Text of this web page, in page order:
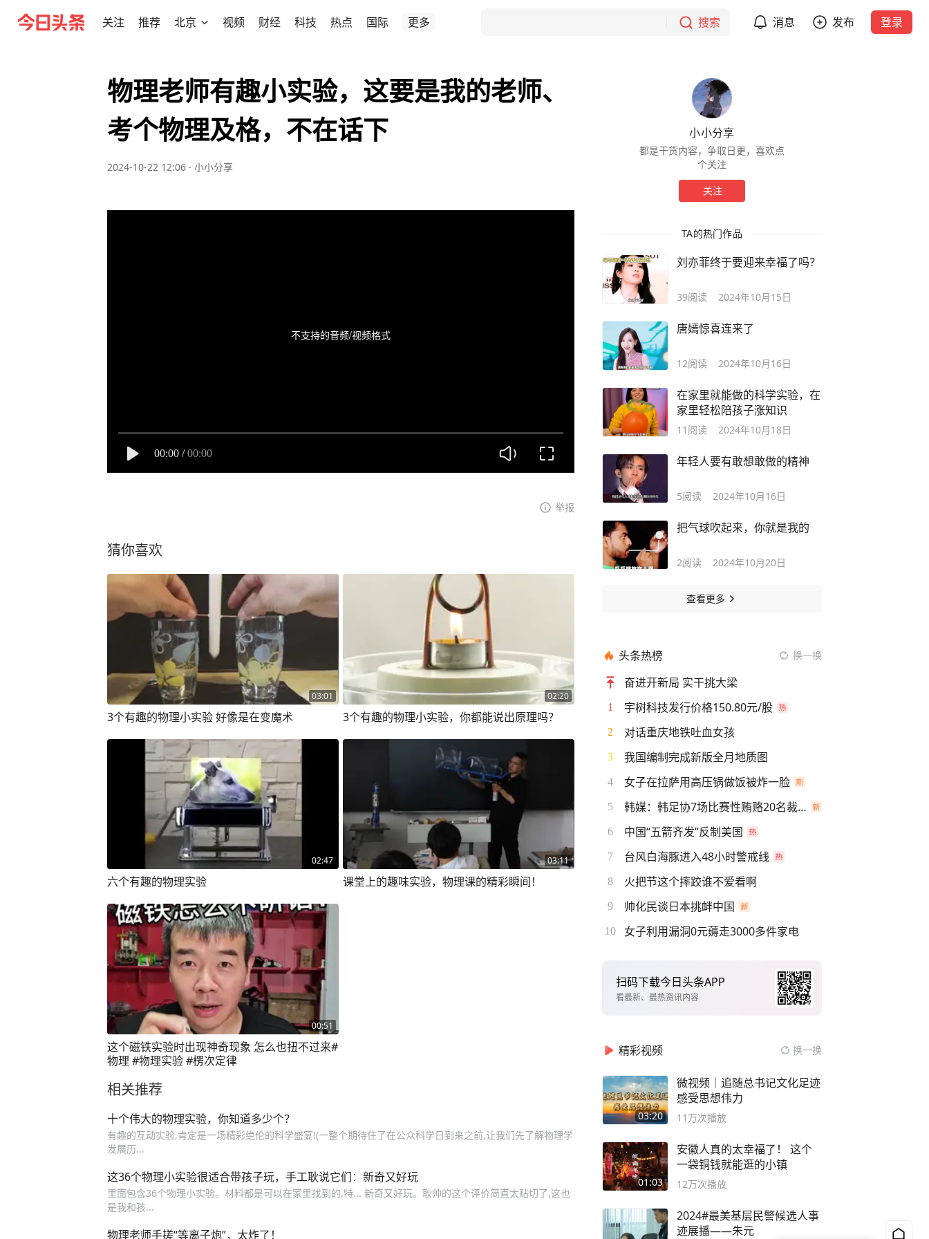
关注 推荐 北京 视频 财经 科技 热点 国际 更多 搜索 消息 发布 登录
物理老师有趣小实验，这要是我的老师、
考个物理及格，不在话下
2024-10-22 12:06 · 小小分享
不支持的音频/视频格式
00:00 / 00:00
举报
猜你喜欢
03:01
3个有趣的物理小实验 好像是在变魔术
02:20
3个有趣的物理小实验，你都能说出原理吗？
02:47
六个有趣的物理实验
03:11
课堂上的趣味实验，物理课的精彩瞬间！
00:51
这个磁铁实验时出现神奇现象 怎么也扭不过来#
物理 #物理实验 #楞次定律
相关推荐
十个伟大的物理实验，你知道多少个？
有趣的互动实验,肯定是一场精彩绝伦的科学盛宴!(一整个期待住了在公众科学日到来之前,让我们先了解物理学
发展历...
这36个物理小实验很适合带孩子玩，手工耿说它们：新奇又好玩
里面包含36个物理小实验。材料都是可以在家里找到的,特... 新奇又好玩。耿帅的这个评价简直太贴切了,这也
是我和孩...
物理老师手搓“等离子炮”，太炸了！
小小分享
都是干货内容，争取日更，喜欢点
个关注
关注
TA的热门作品
刘亦菲终于要迎来幸福了吗？
39阅读 2024年10月15日
唐嫣惊喜连来了
12阅读 2024年10月16日
在家里就能做的科学实验，在
家里轻松陪孩子涨知识
11 阅读 2024年10月18日
年轻人要有敢想敢做的精神
5阅读 2024年10月16日
把气球吹起来，你就是我的
2阅读 2024年10月20日
查看更多
头条热榜 换一换
奋进开新局 实干挑大梁
1 宇树科技发行价格150.80元/股
2 对话重庆地铁吐血女孩
3 我国编制完成新版全月地质图
4 女子在拉萨用高压锅做饭被炸一脸
5 韩媒：韩足协7场比赛性贿赂20名裁判
6 中国“五箭齐发”反制美国
7 台风白海豚进入48小时警戒线
8 火把节这个摔跤谁不爱看啊
9 帅化民谈日本挑衅中国
10 女子利用漏洞0元薅走3000多件家电
扫码下载今日头条APP
看最新、最热资讯内容
精彩视频 换一换
03:20
微视频｜追随总书记文化足迹
感受思想伟力
11万次播放
01:03
安徽人真的太幸福了！ 这个
一袋铜钱就能逛的小镇
12万次播放
2024#最美基层民警候选人事
迹展播——朱元